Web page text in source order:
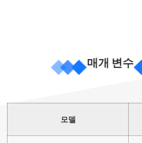
매개 변수
모델